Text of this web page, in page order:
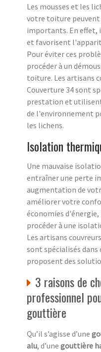
Les mousses et les
votre toiture peuvent
importants. En effet,
et favorisent
Pour éviter ces
procéder à un
toiture. Les artisans
Couverture 34 sont
prestation et
de l'environnement
les lichens.
Isolation
Une mauvaise
entraîner une perte
augmentation de
améliorer votre
économies
procéder à une
Les artisans
sont spécialisés
proposent des
3 raisons de
professionnel
gouttière
Qu’il s’agisse d’une
alu, d’une gouttière